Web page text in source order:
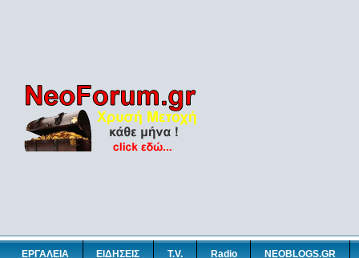
ΕΡΓΑΛΕΙΑ ΕΙΔΗΣΕΙΣ T.V. Radio NEOBLOGS.GR